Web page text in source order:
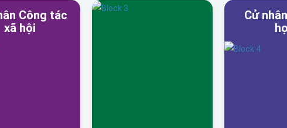
Công tác
xã hội
Cử